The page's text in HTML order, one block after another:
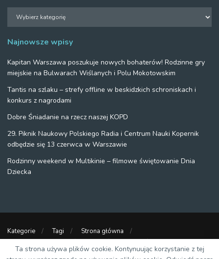
Najnowsze wpisy
Kapitan Warszawa poszukuje nowych bohaterów! Rodzinne gry
miejskie na Bulwarach Wiślanych i Polu Mokotowskim
Tantis na szlaku – strefy offline w beskidzkich schroniskach i
konkurs z nagrodami
Dobre Śniadanie na rzecz naszej KOPD
29. Piknik Naukowy Polskiego Radia i Centrum Nauki Kopernik
odbędzie się 13 czerwca w Warszawie
Rodzinny weekend w Multikinie – filmowe świętowanie Dnia
Dziecka
Kategorie Tagi
Strona główna
Polityka prywatności
O nas
Kontakt
Strony partnerskie
Ta strona używa plików cookie. Kontynuując korzystanie z tej